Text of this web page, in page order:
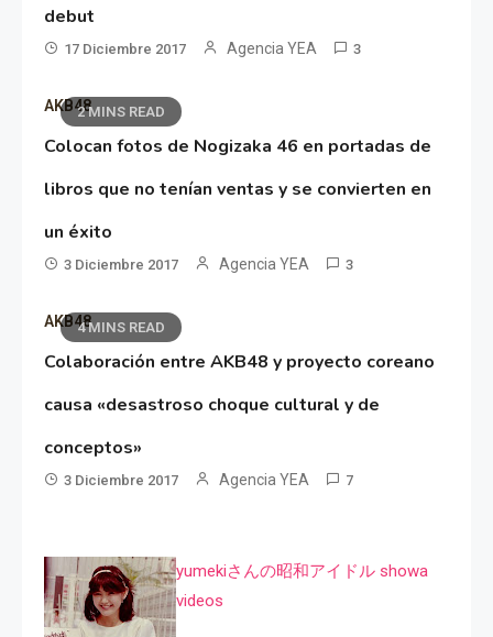
debut
17 Diciembre 2017 Agencia YEA 3
2 MINS READ
AKB48
Colocan fotos de Nogizaka 46 en portadas de
libros que no tenían ventas y se convierten en
un éxito
3 Diciembre 2017 Agencia YEA 3
4 MINS READ
AKB48
Colaboración entre AKB48 y proyecto coreano
causa «desastroso choque cultural y de
conceptos»
3 Diciembre 2017 Agencia YEA 7
yumekiさんの昭和アイドル showa
videos